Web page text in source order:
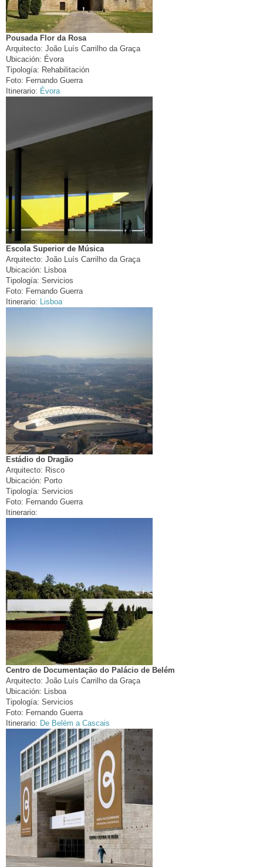
Pousada Flor da Rosa
Arquitecto: João Luís Carrilho da Graça
Ubicación: Évora
Tipología: Rehabilitación
Foto: Fernando Guerra
Itinerario: Évora
Escola Superior de Música
Arquitecto: João Luís Carrilho da Graça
Ubicación: Lisboa
Tipología: Servicios
Foto: Fernando Guerra
Itinerario: Lisboa
Estádio do Dragão
Arquitecto: Risco
Ubicación: Porto
Tipología: Servicios
Foto: Fernando Guerra
Itinerario:
Centro de Documentação do Palácio de Belém
Arquitecto: João Luís Carrilho da Graça
Ubicación: Lisboa
Tipología: Servicios
Foto: Fernando Guerra
Itinerario: De Belém a Cascais